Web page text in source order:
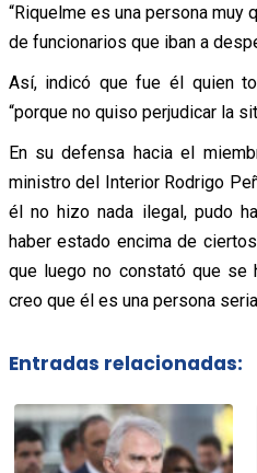
“Riquelme es una persona muy
de funcionarios que iban a
Así, indicó que fue él quien
“porque no quiso perjudicar la
En su defensa hacia el
ministro del Interior Rodrigo
él no hizo nada ilegal, pudo
haber estado encima de
que luego no constató que se
creo que él es una persona
Entradas relacionadas: